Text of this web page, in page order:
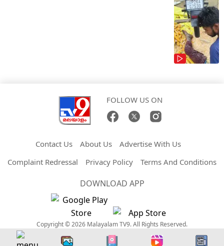
FOLLOW US ON
Contact Us About Us
Advertise With Us
Complaint Redressal
Privacy Policy Terms And Conditions
DOWNLOAD APP
Copyright © 2026 Malayalam TV9. All Rights Reserved.